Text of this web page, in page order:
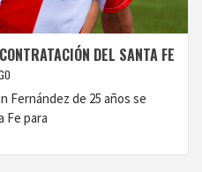
DEL SANTA FE
Fernández de 25 años se
Fe para